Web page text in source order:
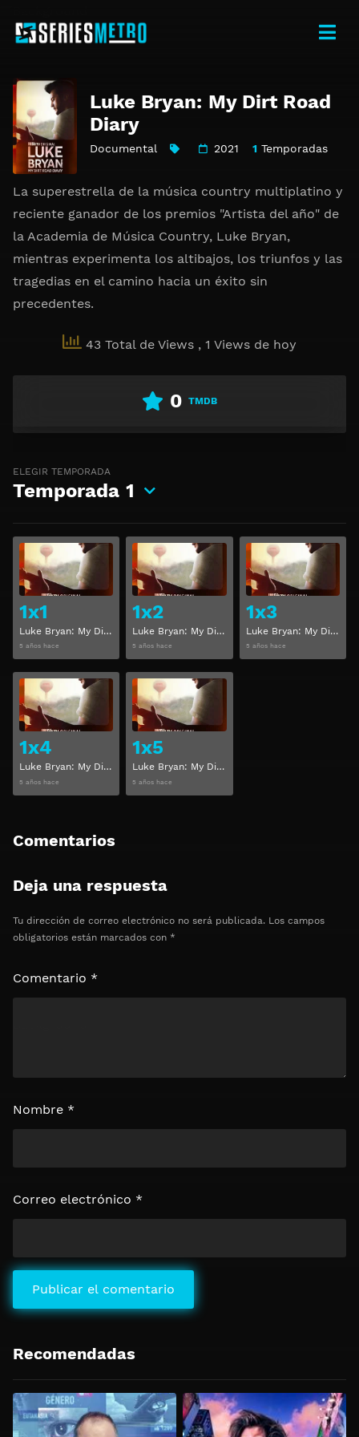
Luke Bryan: My Dirt Road
Diary
Documental 2021 1Temporadas
La superestrella de la música country multiplatino y
reciente ganador de los premios "Artista del año" de
la Academia de Música Country, Luke Bryan,
mientras experimenta los altibajos, los triunfos y las
tragedias en el camino hacia un éxito sin
precedentes.
43 Total de Views , 1 Views de hoy
0 TMDB
ELEGIR TEMPORADA
Temporada 1
1x1
Luke Bryan: My Dirt Road Diary Temporada 1 Capitulo 1
5 años hace
Ver
1x2
Luke Bryan: My Dirt Road Diary Temporada 1 Capitulo 2
5 años hace
Ver
1x3
Luke Bryan: My Dirt Road Diary Temporada 1 Capitulo 3
5 años hace
1x4
Luke Bryan: My Dirt Road Diary Temporada 1 Capitulo 4
5 años hace
Ver
1x5
Luke Bryan: My Dirt Road Diary Temporada 1 Capitulo 5
5 años hace
Comentarios
Deja una respuesta
Tu dirección de correo electrónico no será publicada. Los campos
obligatorios están marcados con *
Comentario *
Nombre *
Correo electrónico *
Recomendadas